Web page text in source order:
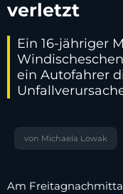
verletzt
Ein 16-jähriger
ein Autofahrer
von Michaela Lowak
Am